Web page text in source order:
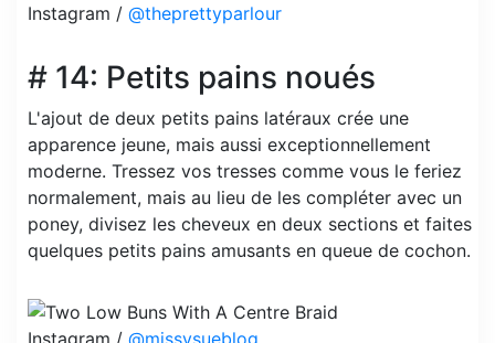
Instagram / @theprettyparlour
# 14: Petits pains noués
L'ajout de deux petits pains latéraux crée une
apparence jeune, mais aussi exceptionnellement
moderne. Tressez vos tresses comme vous le feriez
normalement, mais au lieu de les compléter avec un
poney, divisez les cheveux en deux sections et faites
quelques petits pains amusants en queue de cochon.
Instagram / @missysueblog